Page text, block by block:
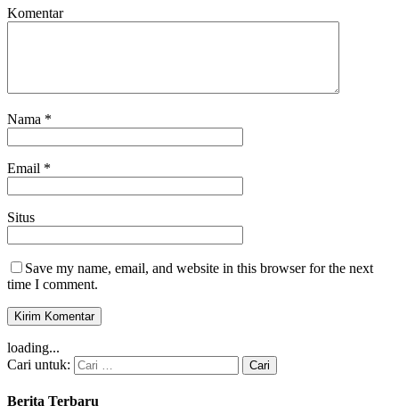
Komentar
Nama *
Email *
Situs
Save my name, email, and website in this browser for the next
time I comment.
loading...
Cari untuk:
Berita Terbaru